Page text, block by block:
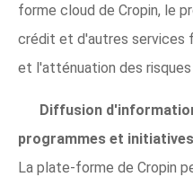
forme cloud de Cropin, le
crédit et d'autres services
et l'atténuation des
Diffusion
programmes et
La plate-forme de Cropin